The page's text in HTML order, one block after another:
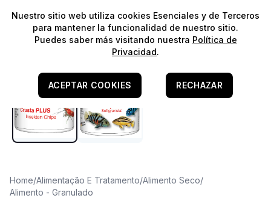
⭐️¡Envíos gratis para pedidos superiores a 60€!*⭐️
Home/Alimentação E Tratamento/Alimento Seco/
Alimento - Granulado
Nuestro sitio web utiliza cookies Esenciales y de Terceros
para mantener la funcionalidad de nuestro sitio.
Puedes saber más visitando nuestra Política de
Privacidad.
ACEPTAR COOKIES RECHAZAR